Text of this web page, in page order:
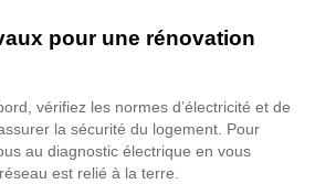
pour une rénovation
vérifiez les normes d’électricité et de
la sécurité du logement. Pour
au diagnostic électrique en vous
est relié à la terre.